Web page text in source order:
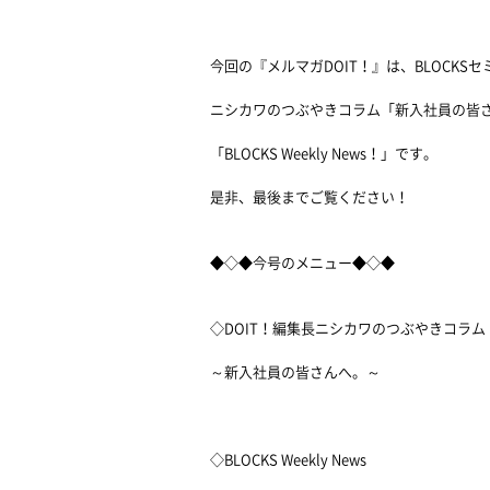
今回の『メルマガDOIT！』は、BLOCKSセ
ニシカワのつぶやきコラム「新入社員の皆
「BLOCKS Weekly News！」です。
是非、最後までご覧ください！
◆◇◆今号のメニュー◆◇◆
◇DOIT！編集長ニシカワのつぶやきコラム
～新入社員の皆さんへ。～
◇BLOCKS Weekly News